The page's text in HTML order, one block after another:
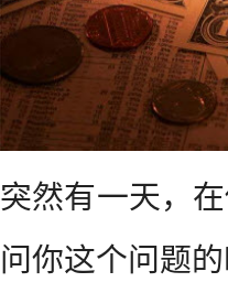
突然有一天，
问你这个问题